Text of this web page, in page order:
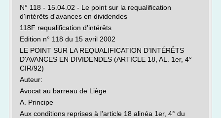
N° 118 - 15.04.02 - Le point sur la requalification
d'intérêts d'avances en dividendes
118F requalification d'intérêts
Edition n° 118 du 15 avril 2002
LE POINT SUR LA REQUALIFICATION D'INTÉRÊTS
D'AVANCES EN DIVIDENDES (ARTICLE 18, AL. 1er, 4°
CIR/92)
Auteur:
Avocat au barreau de Liège
A. Principe
Aux conditions reprises à l'article 18 alinéa 1er, 4° du